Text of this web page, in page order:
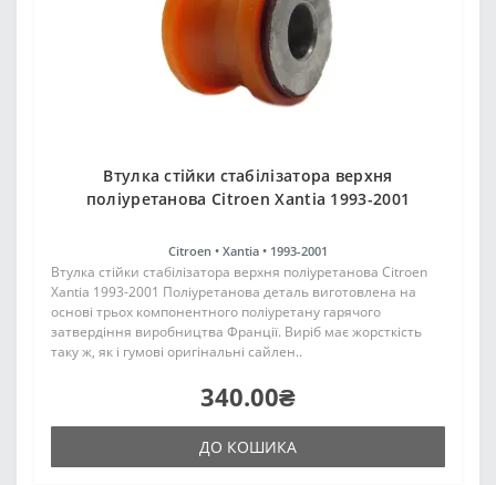
Втулка стійки стабілізатора верхня
поліуретанова Citroen Xantia 1993-2001
Citroen • Xantia • 1993-2001
Втулка стійки стабілізатора верхня поліуретанова Citroen
Xantia 1993-2001 Поліуретанова деталь виготовлена на
основі трьох компонентного поліуретану гарячого
затвердіння виробництва Франції. Виріб має жорсткість
таку ж, як і гумові оригінальні сайлен..
340.00₴
ДО КОШИКА